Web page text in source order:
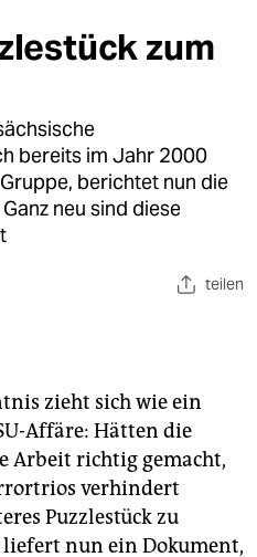
zum
bereits im Jahr 2000
berichtet nun die
neu sind diese
teilen
zieht sich wie ein
Affäre: Hätten die
Arbeit richtig gemacht,
verhindert
Puzzlestück zu
liefert nun ein Dokument,